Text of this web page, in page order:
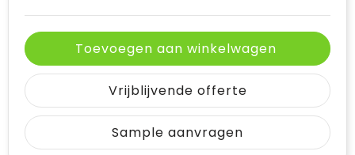
Toevoegen aan winkelwagen
Vrijblijvende offerte
Sample aanvragen